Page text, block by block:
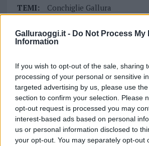
Galluraoggi.it - Do Not Process My
Information
If you wish to opt-out of the sale, sharing
processing of your personal or sensitive
targeted advertising by us, please use
section to confirm your selection. Please
opt-out request is processed you may
interest-based ads based on personal
us or personal information disclosed to
your opt-out. You may separately opt-out
TEMI:
Conchiglie Gallura
Conchiglie Rubate E Sabbia
Conchiglie Vendita
Inviaci le tue
i tuoi video e le
Su WhatsApp al
345 356 7512